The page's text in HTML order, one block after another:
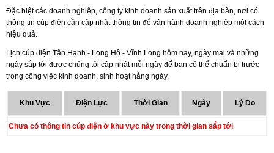
Đặc biệt các doanh nghiệp, công ty kinh doanh sản xuất trên địa bàn, nơi có
thông tin cúp điện cần cập nhật thông tin để vận hành doanh nghiệp một cách
hiệu quả.
Lịch cúp điện Tân Hạnh - Long Hồ - Vĩnh Long hôm nay, ngày mai và những
ngày sắp tới được chúng tôi cập nhật mỗi ngày để bạn có thể chuẩn bị trước
trong công việc kinh doanh, sinh hoạt hằng ngày.
Khu Vực Điện Lực Thời Gian Ngày Lý Do
Chưa có thông tin cúp điện ở khu vực này trong thời gian sắp tới